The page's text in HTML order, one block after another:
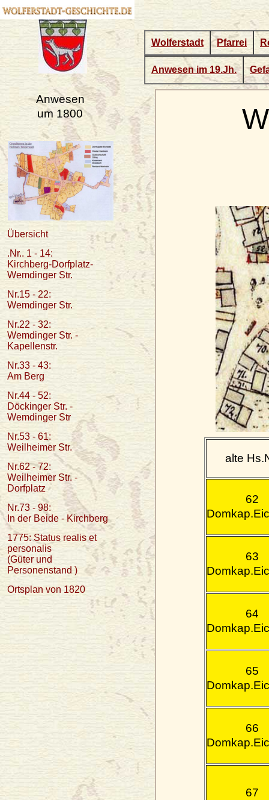
alte
62
63
64
65
66
67
Wolferstadt Pfarrei
Anwesen im 19.Jh.
Anwesen
um 1800
Übersicht
.Nr.. 1 - 14:
Kirchberg-Dorfplatz-
Wemdinger Str.
Nr.15 - 22:
Wemdinger Str.
Nr.22 - 32:
Wemdinger Str. -
Kapellenstr.
Nr.33 - 43:
Am Berg
Nr.44 - 52:
Döckinger Str. -
Wemdinger Str
Nr.53 - 61:
Weilheimer Str.
Nr.62 - 72:
Weilheimer Str. -
Dorfplatz
Nr.73 - 98:
In der Beide - Kirchberg
1775: Status realis et
personalis
(Güter und
Personenstand )
Ortsplan von 1820